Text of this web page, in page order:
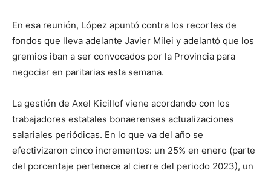
En esa reunión, López apuntó contra los recortes de
fondos que lleva adelante Javier Milei y adelantó que los
gremios iban a ser convocados por la Provincia para
negociar en paritarias esta semana.
La gestión de Axel Kicillof viene acordando con los
trabajadores estatales bonaerenses actualizaciones
salariales periódicas. En lo que va del año se
efectivizaron cinco incrementos: un 25% en enero (parte
del porcentaje pertenece al cierre del periodo 2023), un